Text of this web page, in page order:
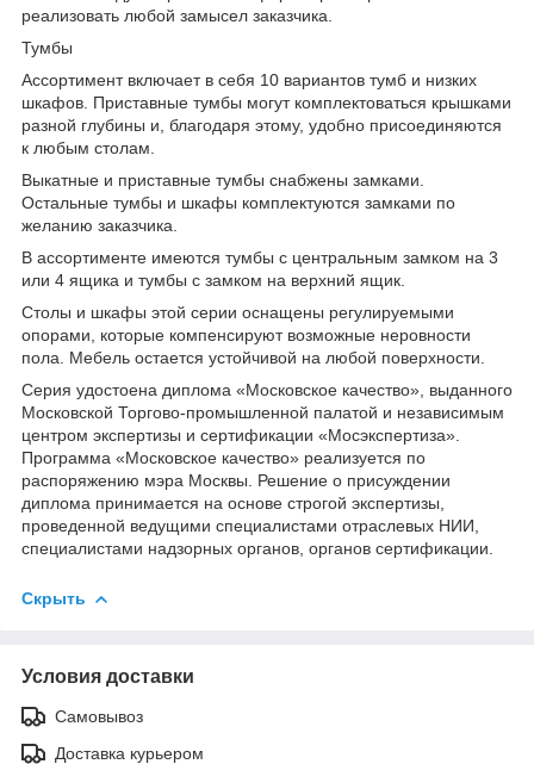
реализовать любой замысел заказчика.
Тумбы
Ассортимент включает в себя 10 вариантов тумб и низких
шкафов. Приставные тумбы могут комплектоваться крышками
разной глубины и, благодаря этому, удобно присоединяются
к любым столам.
Выкатные и приставные тумбы снабжены замками.
Остальные тумбы и шкафы комплектуются замками по
желанию заказчика.
В ассортименте имеются тумбы с центральным замком на 3
или 4 ящика и тумбы с замком на верхний ящик.
Столы и шкафы этой серии оснащены регулируемыми
опорами, которые компенсируют возможные неровности
пола. Мебель остается устойчивой на любой поверхности.
Серия удостоена диплома «Московское качество», выданного
Московской Торгово-промышленной палатой и независимым
центром экспертизы и сертификации «Мосэкспертиза».
Программа «Московское качество» реализуется по
распоряжению мэра Москвы. Решение о присуждении
диплома принимается на основе строгой экспертизы,
проведенной ведущими специалистами отраслевых НИИ,
специалистами надзорных органов, органов сертификации.
Скрыть
Условия доставки
Самовывоз
Доставка курьером